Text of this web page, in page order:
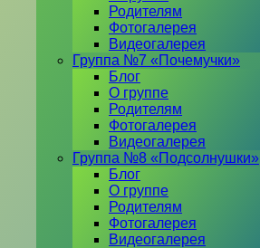
Родителям
Фотогалерея
Видеогалерея
Группа №7 «Почемучки»
Блог
О группе
Родителям
Фотогалерея
Видеогалерея
Группа №8 «Подсолнушки»
Блог
О группе
Родителям
Фотогалерея
Видеогалерея